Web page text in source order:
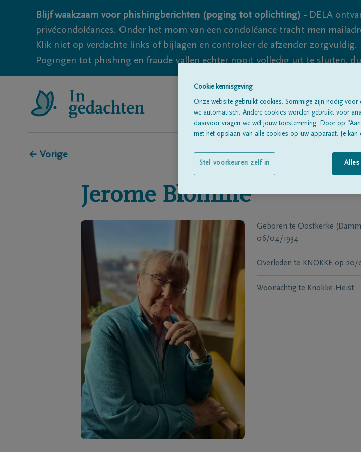
Blijf waakzaam voor phishingberichten (poging tot oplichting) - DELA
privécondoléances. Onder het mom van een condoléance tracht men
Klik niet op verdachte links of bijlagen en controleer de afzender
Pogingen tot phishing en fraude vallen echter nooit volledig uit te sluiten,
← Vorige
Jerome Blomme
Geboren te Oostkerke
06/04/1934
Overleden te KNOKKE op 20/
Woonachtig te Knokke-Heist
Cookie kennisgeving
Onze website gebruikt cookies. Sommige zijn nodig voor
we automatisch. Andere cookies worden gebruikt voor
daarvoor vragen we wél jouw toestemming. Door op
met het opslaan van alle cookies op uw apparaat. Je kan
Stel voorkeuren zelf in